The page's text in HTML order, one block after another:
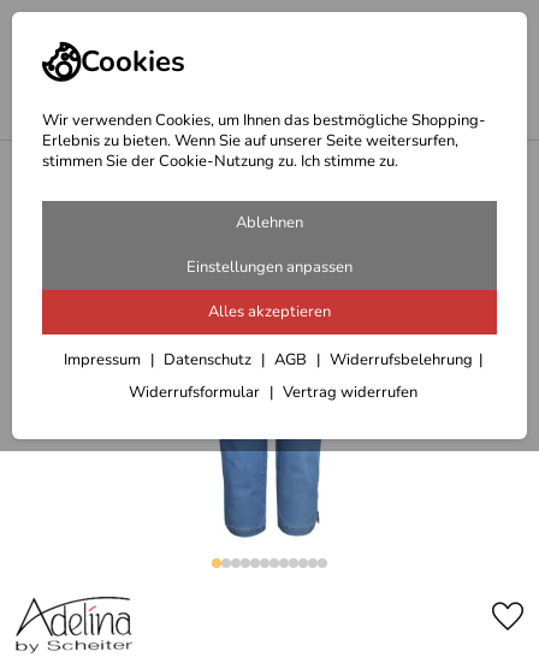
Cookies
Wir verwenden Cookies, um Ihnen das bestmögliche Shopping-
Erlebnis zu bieten. Wenn Sie auf unserer Seite weitersurfen,
stimmen Sie der Cookie-Nutzung zu. Ich stimme zu.
Ablehnen
Einstellungen anpassen
Alles akzeptieren
Impressum Datenschutz AGB
Widerrufsbelehrung
Widerrufsformular
Vertrag widerrufen
modische Bekleidung Damen